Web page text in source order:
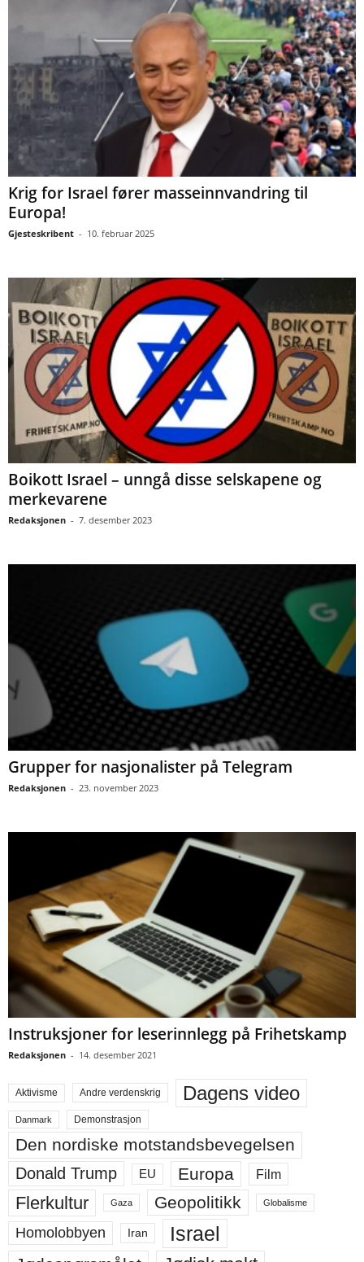
Krig for Israel fører masseinnvandring til
Europa!
Gjesteskribent - 10. februar 2025
Boikott Israel – unngå disse selskapene og
merkevarene
Redaksjonen - 7. desember 2023
Grupper for nasjonalister på Telegram
Redaksjonen - 23. november 2023
Instruksjoner for leserinnlegg på Frihetskamp
Redaksjonen - 14. desember 2021
Aktivisme Andre verdenskrig Dagens video
Danmark Demonstrasjon
Den nordiske motstandsbevegelsen
Donald Trump EU Europa Film
Flerkultur Gaza Geopolitikk Globalisme
Homolobbyen Iran Israel